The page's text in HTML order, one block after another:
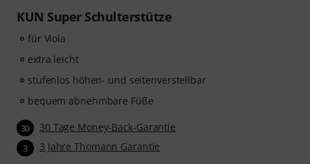
KUN Super Schulterstütze
für Viola
extra leicht
stufenlos höhen- und seitenverstellbar
bequem abnehmbare Füße
30 30 Tage Money-Back-Garantie
3 3 Jahre Thomann Garantie